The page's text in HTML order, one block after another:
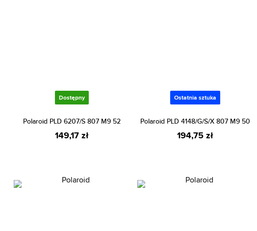
Dostępny
Polaroid PLD 6207/S 807 M9 52
149,17 zł
Ostatnia sztuka
Polaroid PLD 4148/G/S/X 807 M9 50
194,75 zł